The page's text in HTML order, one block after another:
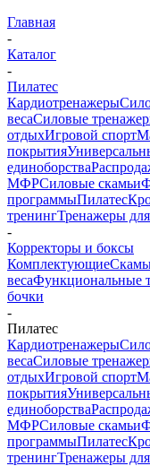
Главная
-
Каталог
-
Пилатес
Кардиотренажеры
весаСиловые
отдыхИгровой спорт
покрытия
единоборства
МФРСиловые скамьи
программыПилатес
тренингТренажеры
-
Корректоры и боксы
Комплектующие
весаФункциональные
бочки
-
Пилатес
Кардиотренажеры
весаСиловые
отдыхИгровой спорт
покрытия
единоборства
МФРСиловые скамьи
программыПилатес
тренингТренажеры